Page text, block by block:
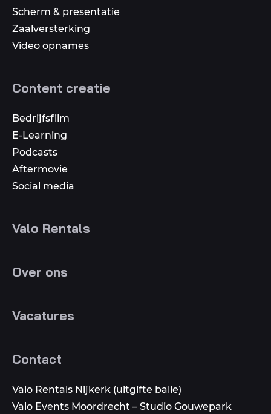
Scherm & presentatie
Zaalversterking
Video opnames
Content creatie
Bedrijfsfilm
E-Learning
Podcasts
Aftermovie
Social media
Valo Rentals
Over ons
Vacatures
Contact
Valo Rentals Nijkerk (uitgifte balie)
Valo Events Moordrecht – Studio Gouwepark